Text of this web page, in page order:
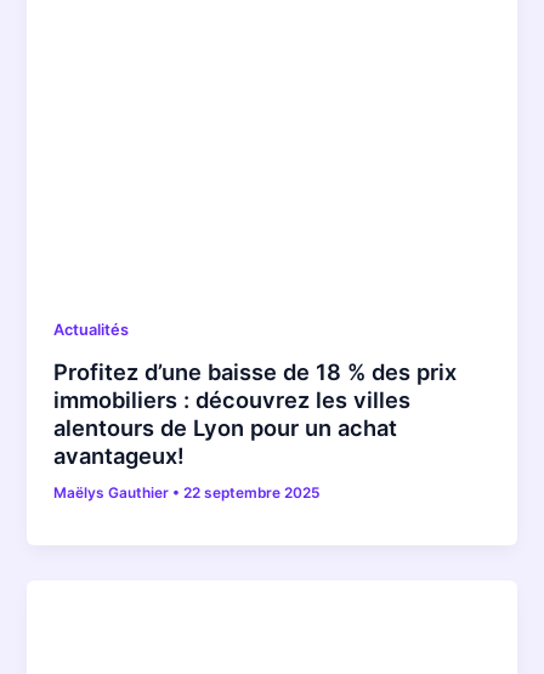
Actualités
Profitez d’une baisse de 18 % des prix
immobiliers : découvrez les villes
alentours de Lyon pour un achat
avantageux!
Maëlys Gauthier •22 septembre 2025